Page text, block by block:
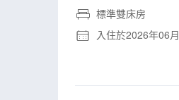
標準雙床房
入住於2026年06月